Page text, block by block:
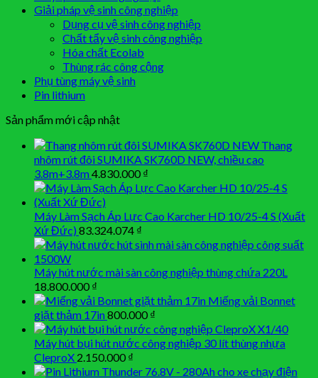
Giải pháp vệ sinh công nghiệp
Dụng cụ vệ sinh công nghiệp
Chất tẩy vệ sinh công nghiệp
Hóa chất Ecolab
Thùng rác công cộng
Phụ tùng máy vệ sinh
Pin lithium
Sản phẩm mới cập nhật
Thang
nhôm rút đôi SUMIKA SK760D NEW, chiều cao
3.8m+3.8m4.830.000₫
Máy Làm Sạch Áp Lực Cao Karcher HD 10/25-4 S (Xuất
Xứ Đức) 83.324.074 ₫
Máy hút nước mài sàn công nghiệp thùng chứa 220L
18.800.000₫
Miếng vải Bonnet
giặt thảm 17in800.000₫
Máy hút bụi hút nước công nghiệp 30 lít thùng nhựa
CleproX 2.150.000₫